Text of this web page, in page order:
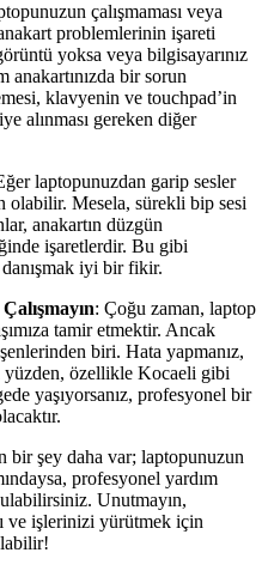
çalışmaması veya
problemlerinin işareti
yoksa veya bilgisayarınız
bir sorun
klavyenin ve touchpad’in
alınması gereken diğer
laptopunuzdan garip sesler
olabilir. Mesela, sürekli bip sesi
anakartın düzgün
işaretlerdir. Bu gibi
iyi bir fikir.
: Çoğu zaman, laptop
tamir etmektir. Ancak
biri. Hata yapmanız,
özellikle Kocaeli gibi
yaşıyorsanız, profesyonel bir
bir şey daha var; laptopunuzun
profesyonel yardım
Unutmayın,
ve işlerinizi yürütmek için